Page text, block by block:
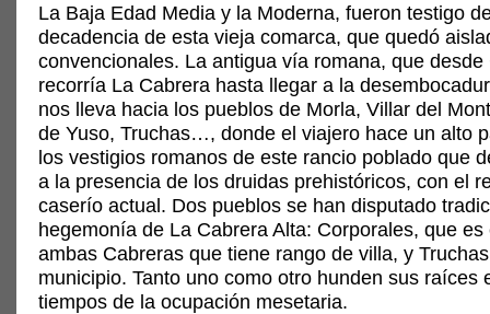
La Baja Edad Media y la Moderna, fueron testigo
decadencia de esta vieja comarca, que quedó
convencionales. La antigua vía romana, que
recorría La Cabrera hasta llegar a la
nos lleva hacia los pueblos de Morla, Villar del
de Yuso, Truchas…, donde el viajero hace un alto
los vestigios romanos de este rancio poblado que
a la presencia de los druidas prehistóricos, con el
caserío actual. Dos pueblos se han disputado
hegemonía de La Cabrera Alta: Corporales, que es
ambas Cabreras que tiene rango de villa, y
municipio. Tanto uno como otro hunden sus raíces
tiempos de la ocupación mesetaria.